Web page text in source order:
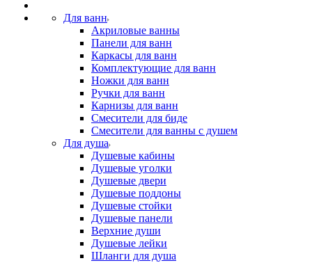
Для ванн
Акриловые ванны
Панели для ванн
Каркасы для ванн
Комплектующие для ванн
Ножки для ванн
Ручки для ванн
Карнизы для ванн
Смесители для биде
Смесители для ванны с душем
Для душа
Душевые кабины
Душевые уголки
Душевые двери
Душевые поддоны
Душевые стойки
Душевые панели
Верхние души
Душевые лейки
Шланги для душа